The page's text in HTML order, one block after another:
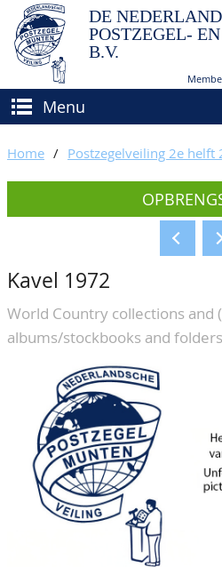
DE
POSTZEGEL-
B.V.
Menu
(VER)KOPEN
Hoe verkopen?
Voorwaarden
BIEDEN
CATALOGI/OPBRENGSTEN
KEURINGSDIENST
OVER ONS
Ons Team
80 jarig bestaan
CONTACT
ACCOUNT
Home / Postzegelveiling 2e helft
Kavel 1972
World Country collections and
albums/stockbooks and